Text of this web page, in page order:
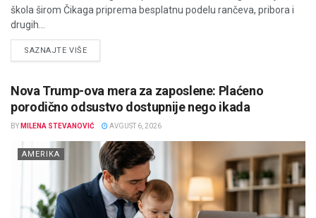
škola širom Čikaga priprema besplatnu podelu rančeva, pribora i
drugih...
SAZNAJTE VIŠEDETAILS
Nova Trump-ova mera za zaposlene: Plaćeno
porodično odsustvo dostupnije nego ikada
BY MILENA STEVANOVIĆ AVGUST 6, 2026
AMERIKA